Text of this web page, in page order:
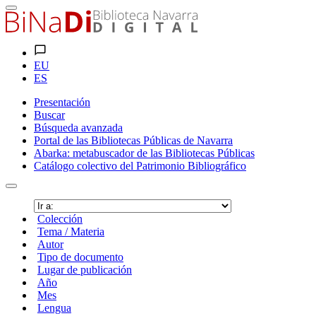
EU
ES
Presentación
Buscar
Búsqueda avanzada
Portal de las Bibliotecas Públicas de Navarra
Abarka: metabuscador de las Bibliotecas Públicas
Catálogo colectivo del Patrimonio Bibliográfico
Colección
Tema / Materia
Autor
Tipo de documento
Lugar de publicación
Año
Mes
Lengua